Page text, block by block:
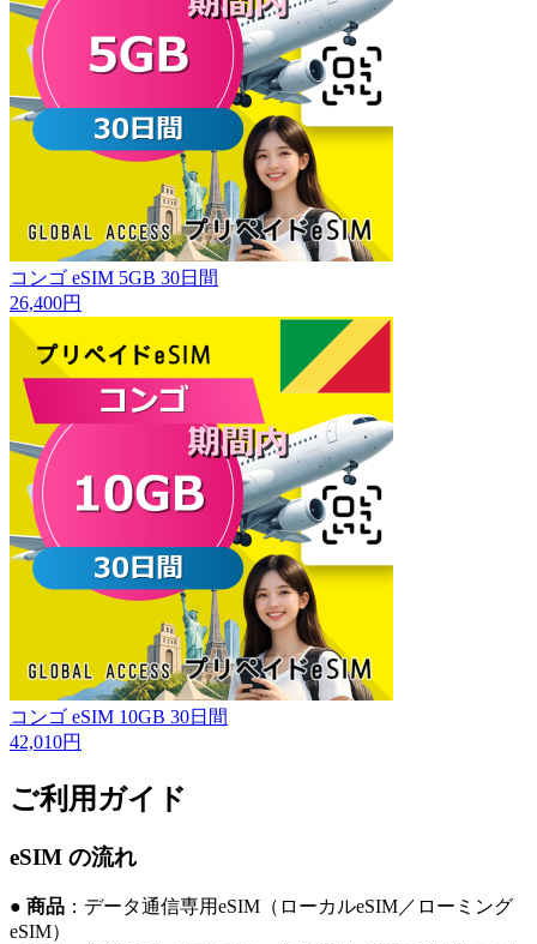
コンゴ eSIM 5GB 30日間
26,400円
コンゴ eSIM 10GB 30日間
42,010円
ご利用ガイド
eSIM の流れ
● 商品 ：データ通信専用eSIM（ローカルeSIM／ローミング
eSIM）